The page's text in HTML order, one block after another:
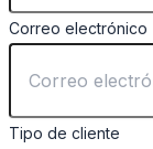
Correo electrónico
Tipo de cliente